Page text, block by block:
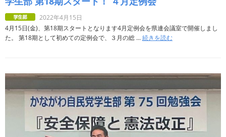
2022年4月15日
4月15日(金)、第18期スタートとなります4月定例会を県連会議室で開催しまし
た。 第18期として初めての定例会で、３月の総 ...続きを読む